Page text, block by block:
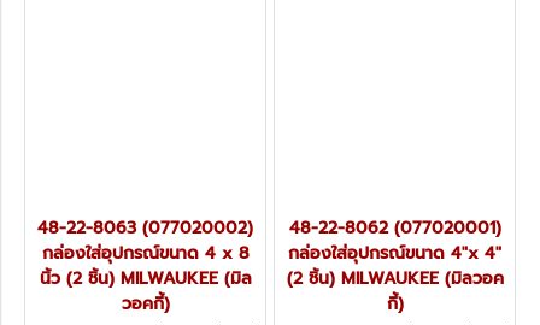
48-22-8063 (077020002)
กล่องใส่อุปกรณ์ขนาด 4 x 8
นิ้ว (2 ชิ้น) MILWAUKEE (มิล
วอคกี้)
48-22-8062 (077020001)
กล่องใส่อุปกรณ์ขนาด 4"x 4"
(2 ชิ้น) MILWAUKEE (มิลวอค
กี้)